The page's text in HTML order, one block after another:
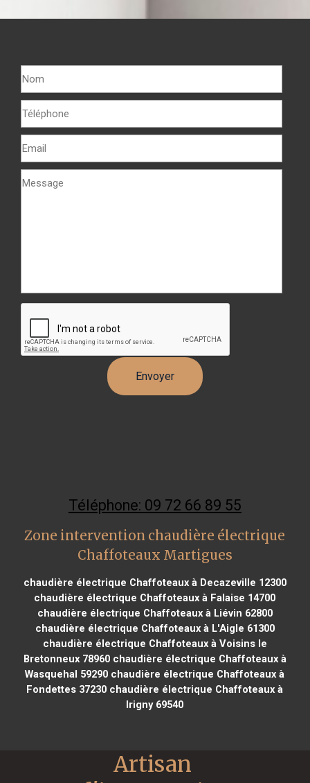
Téléphone: 09 72 66 89 55
Zone intervention chaudière électrique
Chaffoteaux Martigues
chaudière électrique Chaffoteaux à Decazeville 12300
chaudière électrique Chaffoteaux à Falaise 14700
chaudière électrique Chaffoteaux à Liévin 62800
chaudière électrique Chaffoteaux à L'Aigle 61300
chaudière électrique Chaffoteaux à Voisins le
Bretonneux 78960chaudière électrique Chaffoteaux à
Wasquehal 59290 chaudière électrique Chaffoteaux à
Fondettes 37230 chaudière électrique Chaffoteaux à
Irigny 69540
Artisan